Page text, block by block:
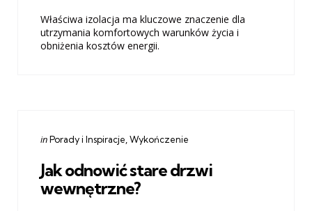
Właściwa izolacja ma kluczowe znaczenie dla
utrzymania komfortowych warunków życia i
obniżenia kosztów energii.
Categories
Posted
inPorady i Inspiracje Wykończenie
Jak odnowić stare drzwi
wewnętrzne?